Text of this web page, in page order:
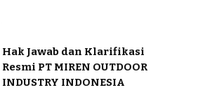
Hak Jawab dan Klarifikasi
Resmi PT MIREN OUTDOOR
INDUSTRY INDONESIA